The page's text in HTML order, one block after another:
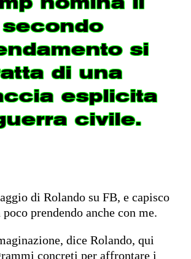
secondo
si
di una
esplicita
civile.
di Rolando su FB, e capisco
prendendo anche con me.
dice Rolando, qui
concreti per affrontare i